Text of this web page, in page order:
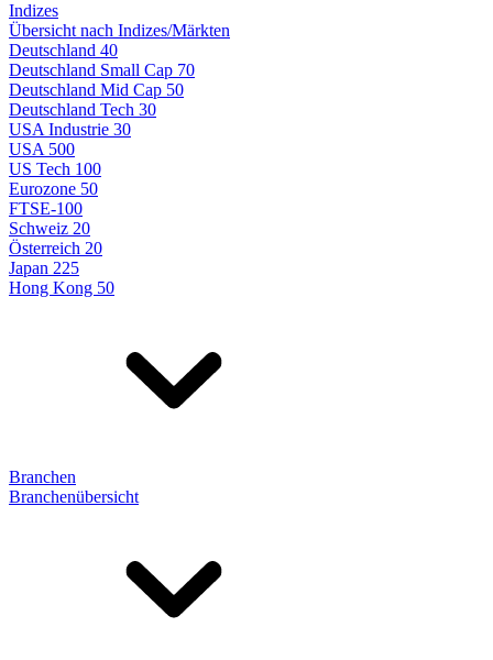
Indizes
Übersicht nach Indizes/Märkten
Deutschland 40
Deutschland Small Cap 70
Deutschland Mid Cap 50
Deutschland Tech 30
USA Industrie 30
USA 500
US Tech 100
Eurozone 50
FTSE-100
Schweiz 20
Österreich 20
Japan 225
Hong Kong 50
Branchen
Branchenübersicht